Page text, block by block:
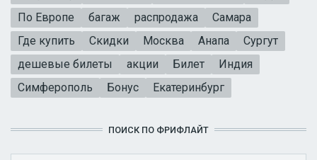
По Европе
багаж распродажа
Самара
Где купить
Скидки Москва Анапа
Сургут
дешевые билеты
акции Билет
Индия
Симферополь
Бонус Екатеринбург
ПОИСК ПО ФРИФЛАЙТ